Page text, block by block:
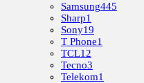
Samsung445
Sharp1
Sony19
T Phone1
TCL12
Tecno3
Telekom1